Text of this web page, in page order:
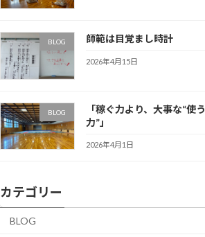
BLOG 師範は目覚まし時計
2026年4月15日
BLOG
「稼ぐ力より、大事な“使う
力”」
2026年4月1日
カテゴリー
BLOG